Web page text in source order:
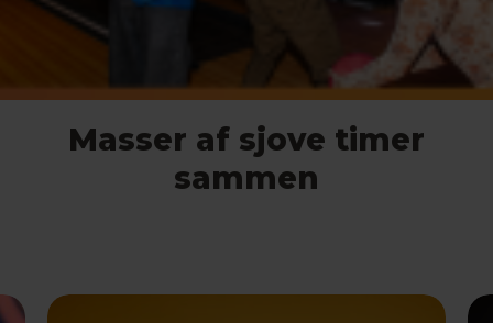
Masser af sjove timer
sammen